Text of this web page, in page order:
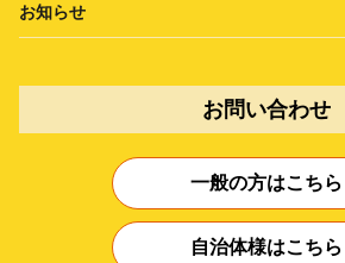
お知らせ
お問い合わせ
一般の方はこちら
自治体様はこちら